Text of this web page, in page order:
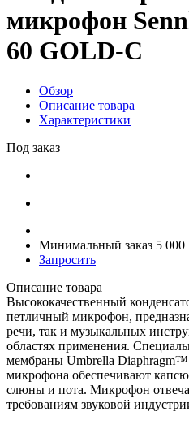
микрофон
60 GOLD-C
Обзор
Описание товара
Характеристики
Под заказ
Минимальный заказ 5 000
Запросить
Описание товара
Высококачественный
петличный микрофон,
речи, так и музыкальных
областях применения.
мембраны Umbrella
микрофона обеспечивают
слюны и пота. Микрофон
требованиям звуковой